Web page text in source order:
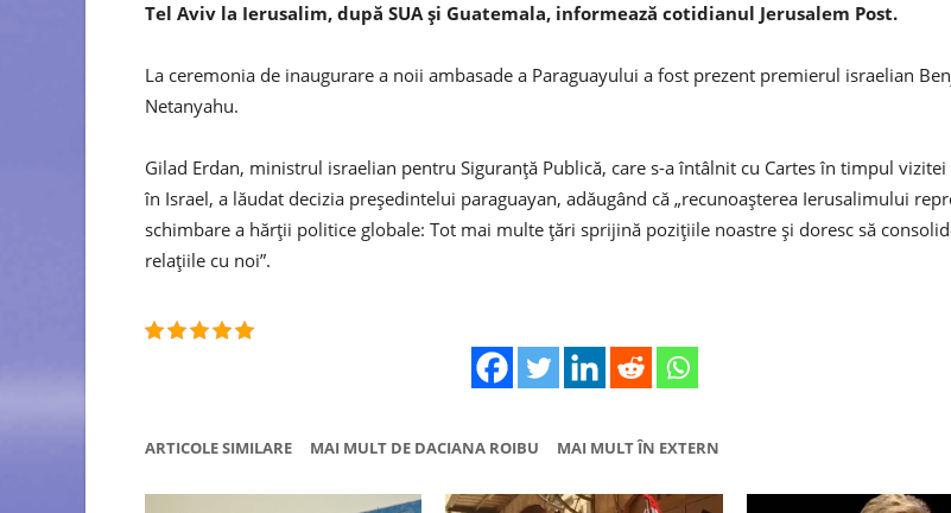
Tel Aviv la Ierusalim, după SUA şi Guatemala, informează cotidianul Jerusalem Post.
La ceremonia de inaugurare a noii ambasade a Paraguayului a fost prezent premierul israelian
Netanyahu.
Gilad Erdan, ministrul israelian pentru Siguranţă Publică, care s-a întâlnit cu Cartes în timpul vizitei
în Israel, a lăudat decizia preşedintelui paraguayan, adăugând că „recunoaşterea Ierusalimului
schimbare a hărţii politice globale: Tot mai multe ţări sprijină poziţiile noastre şi doresc să
relaţiile cu noi”.
ARTICOLE SIMILARE MAI MULT DE DACIANA ROIBU MAI MULT ÎN EXTERN